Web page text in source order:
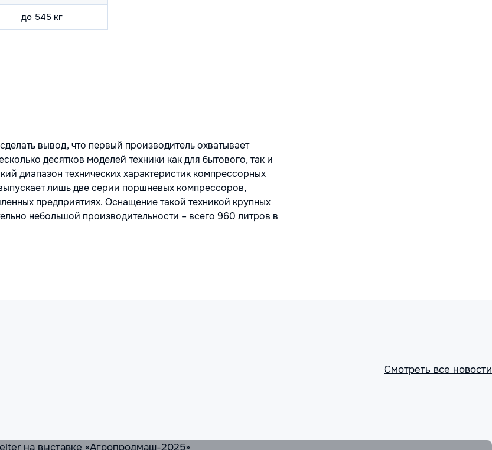
до 545 кг
вывод, что первый производитель охватывает
десятков моделей техники как для бытового, так и
диапазон технических характеристик компрессорных
лишь две серии поршневых компрессоров,
предприятиях. Оснащение такой техникой крупных
небольшой производительности – всего 960 литров в
Смотреть все новости